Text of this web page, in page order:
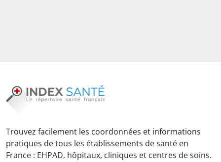
Trouvez facilement les coordonnées et informations
pratiques de tous les établissements de santé en
France : EHPAD, hôpitaux, cliniques et centres de soins.